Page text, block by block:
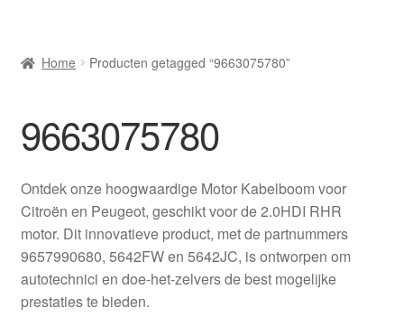
Betalingen
Contact
Kassa
Klachten
Home Producten getagged “9663075780”
9663075780
Ontdek onze hoogwaardige Motor Kabelboom voor
Citroën en Peugeot, geschikt voor de 2.0HDI RHR
motor. Dit innovatieve product, met de partnummers
9657990680, 5642FW en 5642JC, is ontworpen om
autotechnici en doe-het-zelvers de best mogelijke
prestaties te bieden.